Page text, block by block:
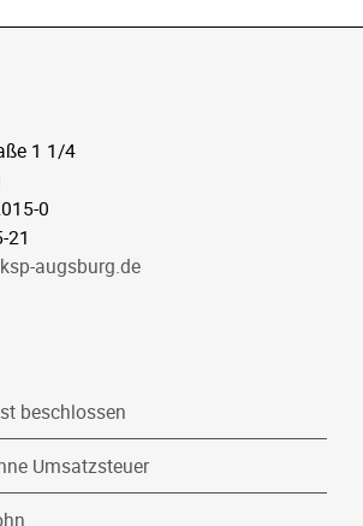
1 1/4
0
21
augsburg.de
beschlossen
Umsatzsteuer